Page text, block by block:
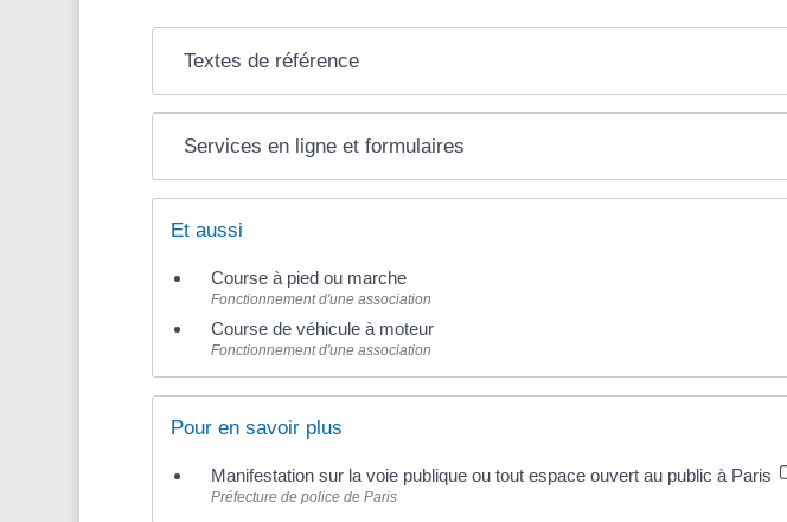
Textes de référence
Services en ligne et formulaires
Et aussi
Course à pied ou marche
Fonctionnement d'une association
Course de véhicule à moteur
Fonctionnement d'une association
Pour en savoir plus
Manifestation sur la voie publique ou tout espace ouvert au public à Paris
Préfecture de police de Paris